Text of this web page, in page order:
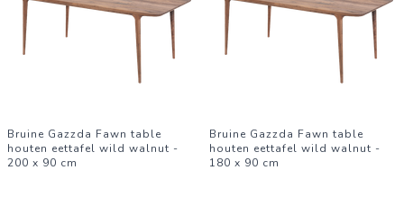
Bruine Gazzda Fawn table
houten eettafel wild walnut -
200 x 90 cm
Bruine Gazzda Fawn table
houten eettafel wild walnut -
180 x 90 cm